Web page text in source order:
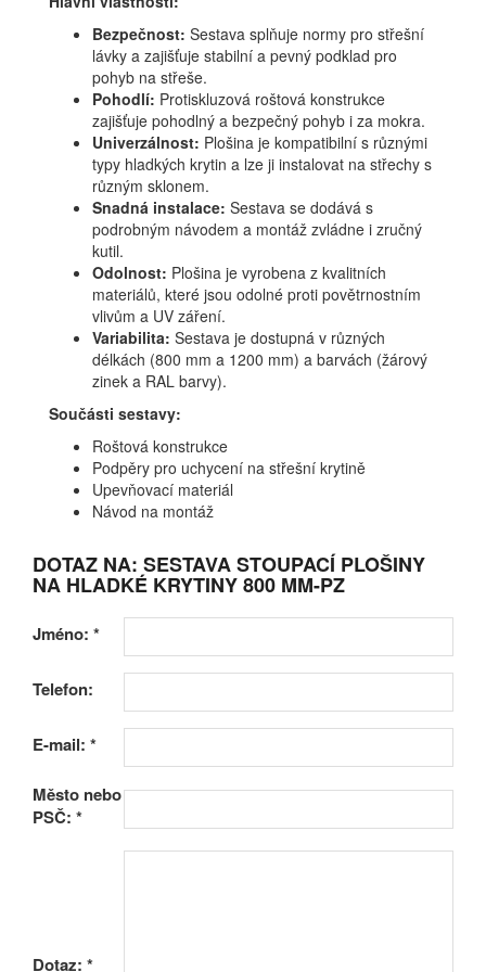
Bezpečnost: Sestava splňuje normy pro střešní
lávky a zajišťuje stabilní a pevný podklad pro
pohyb na střeše.
Pohodlí: Protiskluzová roštová konstrukce
zajišťuje pohodlný a bezpečný pohyb i za mokra.
Univerzálnost: Plošina je kompatibilní s různými
typy hladkých krytin a lze ji instalovat na střechy s
různým sklonem.
Snadná instalace: Sestava se dodává s
podrobným návodem a montáž zvládne i zručný
kutil.
Odolnost: Plošina je vyrobena z kvalitních
materiálů, které jsou odolné proti povětrnostním
vlivům a UV záření.
Variabilita: Sestava je dostupná v různých
délkách (800 mm a 1200 mm) a barvách (žárový
zinek a RAL barvy).
Součásti sestavy:
Roštová konstrukce
Podpěry pro uchycení na střešní krytině
Upevňovací materiál
Návod na montáž
DOTAZ NA: SESTAVA STOUPACÍ PLOŠINY
NA HLADKÉ KRYTINY 800 MM-PZ
Jméno: *
Telefon:
E-mail: *
Město nebo
PSČ: *
Dotaz: *